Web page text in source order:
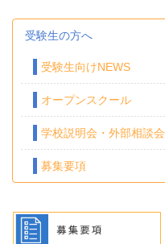
受験生の方へ
受験生向けNEWS
オープンスクール
学校説明会・外部相談会
募集要項